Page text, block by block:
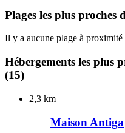
Plages les plus proches
Il y a aucune plage à proximité
Hébergements les plus
(15)
2,3 km
Maison Antiga